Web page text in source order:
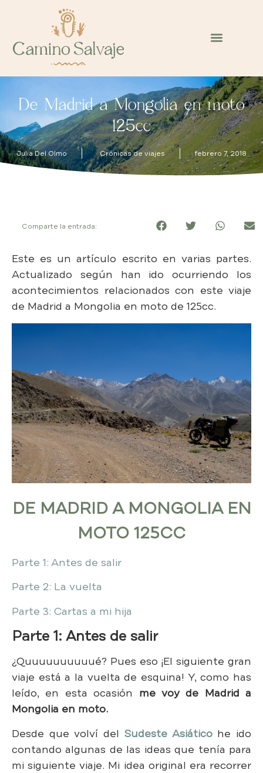
De Madrid a Mongolia en moto
125cc
Julia Del Olmo Crónicas de viajes febrero 7, 2018
Comparte la entrada:
Este es un artículo escrito en varias partes.
Actualizado según han ido ocurriendo los
acontecimientos relacionados con este viaje
de Madrid a Mongolia en moto de 125cc.
DE MADRID A MONGOLIA EN
MOTO 125CC
Parte 1: Antes de salir
Parte 2: La vuelta
Parte 3: Cartas a mi hija
Parte 1: Antes de salir
¿Quuuuuuuuuué? Pues eso ¡El siguiente gran
viaje está a la vuelta de esquina! Y, como has
leído, en esta ocasión me voy de Madrid a
Mongolia en moto.
Desde que volví del Sudeste Asiáticohe ido
contando algunas de las ideas que tenía para
mi siguiente viaje. Mi idea original era recorrer